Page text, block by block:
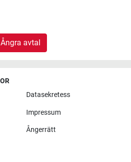
Ångra avtal
Datasekretess
Impressum
Ångerrätt